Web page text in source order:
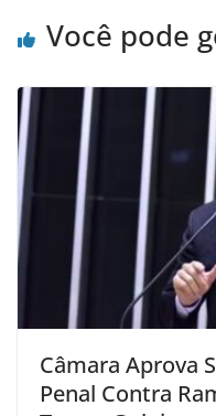
Você pode
Câmara Aprova
Penal Contra